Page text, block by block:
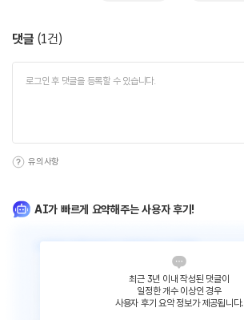
댓글 (1건)
유의사항
AI가 빠르게 요약해주는 사용자 후기!
최근 3년 이내 작성된 댓글이
일정한 개수 이상인 경우
사용자 후기 요약 정보가 제공됩니다.